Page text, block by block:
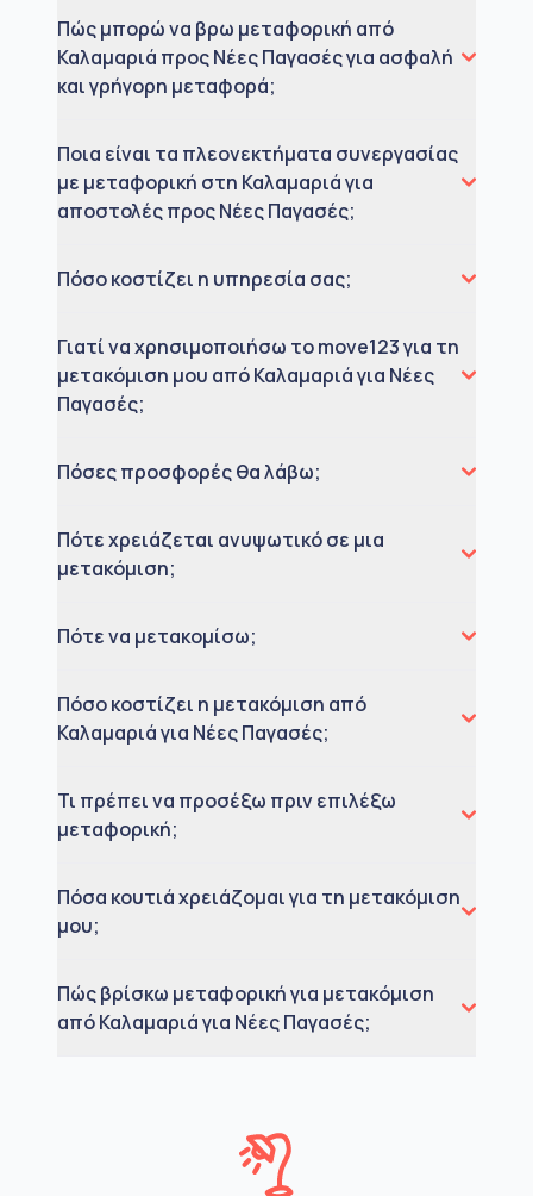
Πώς μπορώ να βρω μεταφορική από
Καλαμαριά προς Νέες Παγασές για ασφαλή
και γρήγορη μεταφορά;
Ποια είναι τα πλεονεκτήματα συνεργασίας
με μεταφορική στη Καλαμαριά για
αποστολές προς Νέες Παγασές;
Πόσο κοστίζει η υπηρεσία σας;
Γιατί να χρησιμοποιήσω το move123 για τη
μετακόμιση μου από Καλαμαριά για Νέες
Παγασές;
Πόσες προσφορές θα λάβω;
Πότε χρειάζεται ανυψωτικό σε μια
μετακόμιση;
Πότε να μετακομίσω;
Πόσο κοστίζει η μετακόμιση από
Καλαμαριά για Νέες Παγασές;
Τι πρέπει να προσέξω πριν επιλέξω
μεταφορική;
Πόσα κουτιά χρειάζομαι για τη μετακόμιση
μου;
Πώς βρίσκω μεταφορική για μετακόμιση
από Καλαμαριά για Νέες Παγασές;